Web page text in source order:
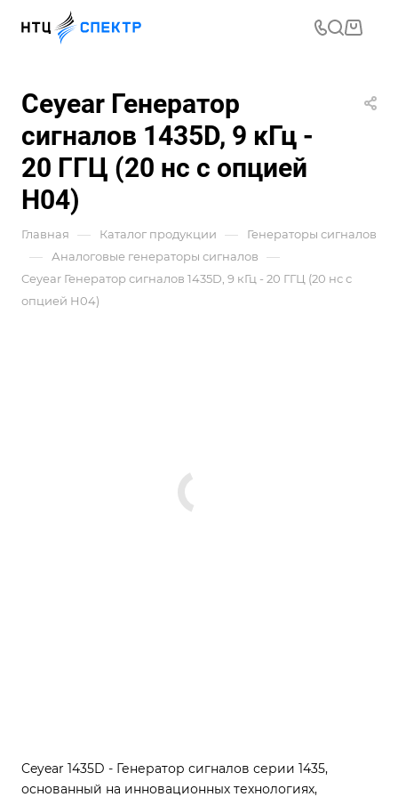
Ceyear Генератор
сигналов 1435D, 9 кГц -
20 ГГЦ (20 нс с опцией
H04)
Главная — Каталог продукции — Генераторы сигналов
— Аналоговые генераторы сигналов —
Ceyear Генератор сигналов 1435D, 9 кГц - 20 ГГЦ (20 нс с
опцией H04)
Ceyear 1435D - Генератор сигналов серии 1435,
основанный на инновационных технологиях,